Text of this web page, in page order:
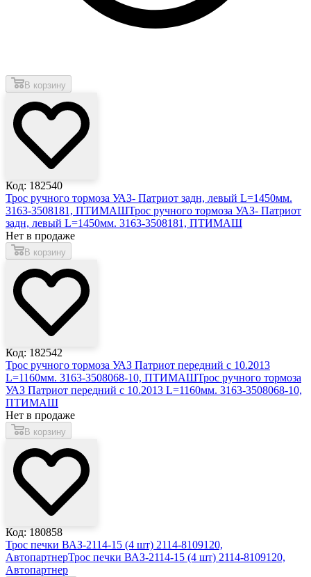
В корзину
Код: 182540
Трос ручного тормоза УАЗ- Патриот задн, левый L=1450мм.
3163-3508181, ПТИМАШТрос ручного тормоза УАЗ- Патриот
задн, левый L=1450мм. 3163-3508181, ПТИМАШ
Нет в продаже
В корзину
Код: 182542
Трос ручного тормоза УАЗ Патриот передний с 10.2013
L=1160мм. 3163-3508068-10, ПТИМАШТрос ручного тормоза
УАЗ Патриот передний с 10.2013 L=1160мм. 3163-3508068-10,
ПТИМАШ
Нет в продаже
В корзину
Код: 180858
Трос печки ВАЗ-2114-15 (4 шт) 2114-8109120,
АвтопартнерТрос печки ВАЗ-2114-15 (4 шт) 2114-8109120,
Автопартнер